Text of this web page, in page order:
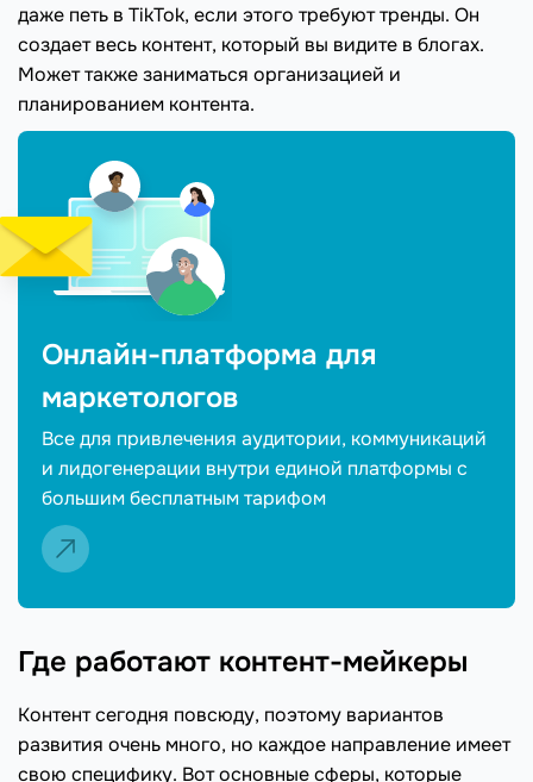
даже петь в TikTok, если этого требуют тренды. Он
создает весь контент, который вы видите в блогах.
Может также заниматься организацией и
планированием контента.
Онлайн-платформа для
маркетологов
Все для привлечения аудитории, коммуникаций
и лидогенерации внутри единой платформы с
большим бесплатным тарифом
Где работают контент-мейкеры
Контент сегодня повсюду, поэтому вариантов
развития очень много, но каждое направление имеет
свою специфику. Вот основные сферы, которые